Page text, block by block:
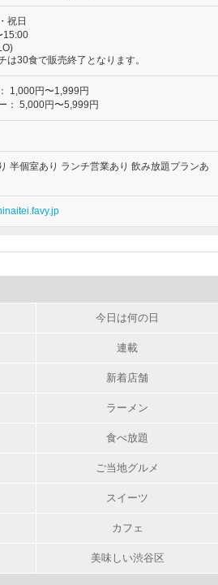
祝日
15:00
は30食で販売終了となります。
1,000円〜1,999円
： 5,000円〜5,999円
半個室あり ランチ営業あり 飲み放題プランあ
今日は何の日
連載
新着店舗
ラーメン
食べ放題
ご当地グルメ
スイーツ
カフェ
美味しい渋谷区